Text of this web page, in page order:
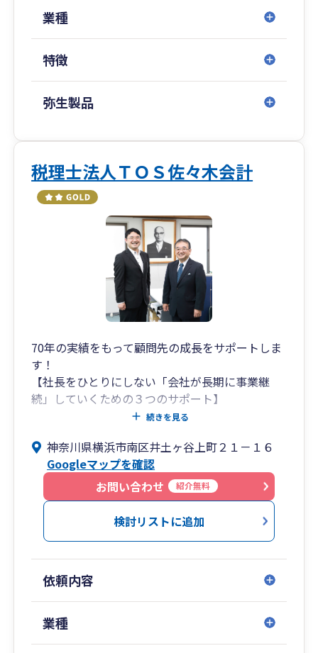
ミッション 100年経営とワクワクする良い会社創
りを応援します
ビジョン 21世紀の日本経済を元気に！
バリュー お客様第一主義の実現を通じて、全社員
が幸せになり、社会に貢献する
弊社では、ビジョン式月次決算書を活用して「お
出るのか」をお伝えして、良い会社づくりの支援
をしております。
「税務だけじゃお客様の会社は良くならない。成
長発展もしない。企業の未来を一緒に創りた
そんな熱い想いで、全国の中小企業を元気にする
ことを使命として走り続ける。
「100年続くワクワクする良い会社を日本中に広
げたい！」という想いを原動力に、日々中小企業
ビジョン税理士法人が目指すのは、単なる税務の
枠を超えた、未来をつくる経営パートナーです！
経営者の”夢の実現”を一緒に考え、一緒に伴走す
る税理士法人を目指しています。
①ビジョン式月次決算書
ビジョン税理士法人は、「強い財務体質の会社創
り」を支援しています。
②ビジョン式経営計画書
ビジョン式「経営計画書」 とは「単なる数字の羅
列の計画書」ではなく、将来の成長戦略の設定を
お手伝いします！
その他サービス
・節税支援、記帳代行、クラウド支援
・融資支援
業種
特徴
弥生製品
税理士法人ＴＯＳ佐々木会計
70年の実績をもって顧問先の成長をサポートしま
す！
【社長をひとりにしない「会社が長期に事業継
続」していくための３つのサポート】
り・事業承継をサポートしてきました。
会社が次の一歩を踏み出すために全力でサポート
し、社長が本業に集中できる環境を作ります。
〇平均年齢が60代の税理士業界の中で、副所長が
がこれからの経営をお手伝いします。
〇会計・経理・税金・経営の分からないをなくす
続きを見る
神奈川県横浜市南区井土ヶ谷上町２１－１６
Googleマップを確認
お問い合わせ
紹介無料
検討リストに追加
依頼内容
業種